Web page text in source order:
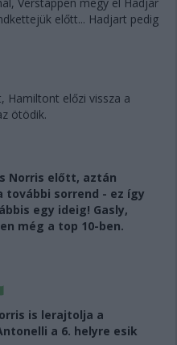
előtt... Hadjart pedig
Hamiltont előzi vissza a
ötödik.
Norris előtt, aztán
további sorrend - ez így
egy ideig! Gasly,
még a top 10-ben.
is lerajtolja a
a 6. helyre esik